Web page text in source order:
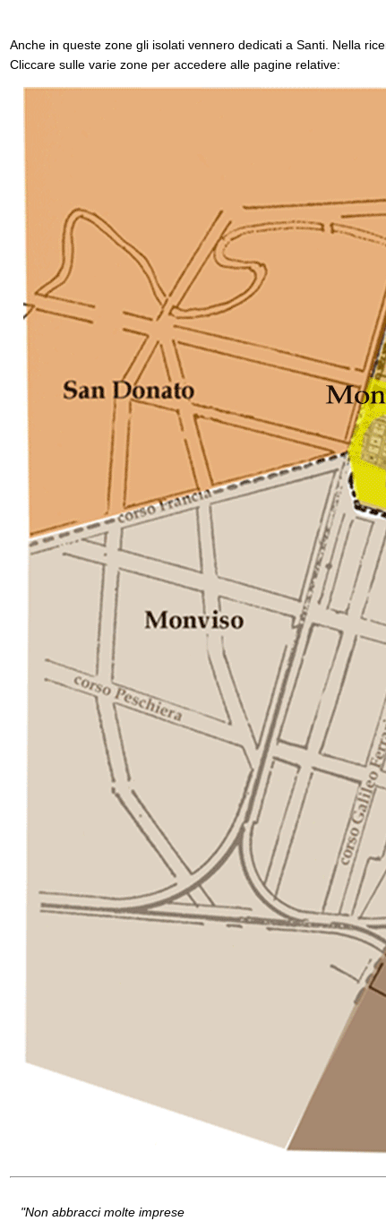
Anche in queste zone gli isolati vennero dedicati a Santi. Nella
Cliccare sulle varie zone per accedere alle pagine relative:
"Non abbracci molte imprese